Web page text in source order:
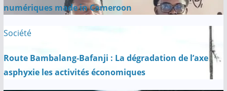
numériques made in Cameroon
Société
Route Bambalang-Bafanji : La dégradation de l’axe
asphyxie les activités économiques